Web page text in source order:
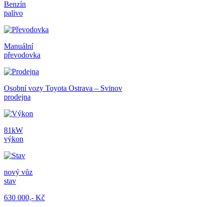
Benzín
palivo
Manuální
převodovka
Osobní vozy Toyota Ostrava – Svinov
prodejna
81kW
výkon
nový vůz
stav
630 000,- Kč